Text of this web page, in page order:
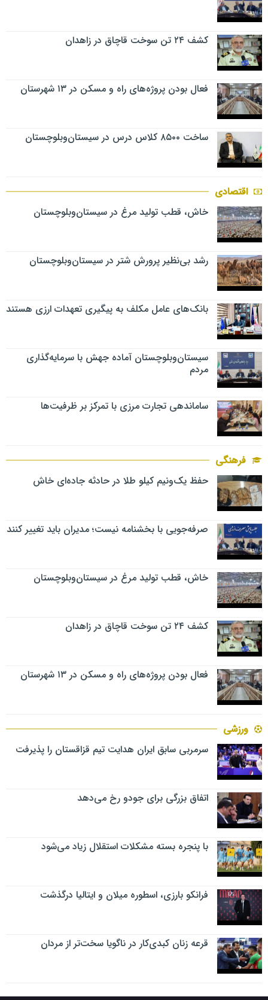
کشف ۲۴ تن سوخت قاچاق در زاهدان
فعال بودن پروژه‌های راه و مسکن در ۱۳ شهرستان
ساخت ۸۵۰۰ کلاس درس در سیستان‌وبلوچستان
اقتصادی
خاش، قطب تولید مرغ در سیستان‌وبلوچستان
رشد بی‌نظیر پرورش شتر در سیستان‌وبلوچستان
بانک‌های عامل مکلف به پیگیری تعهدات ارزی هستند
سیستان‌وبلوچستان آماده جهش با سرمایه‌گذاری
مردم
ساماندهی تجارت مرزی با تمرکز بر ظرفیت‌ها
فرهنگی
حفظ یک‌ونیم کیلو طلا در حادثه جاده‌ای خاش
صرفه‌جویی با بخشنامه نیست؛ مدیران باید تغییر کنند
خاش، قطب تولید مرغ در سیستان‌وبلوچستان
کشف ۲۴ تن سوخت قاچاق در زاهدان
فعال بودن پروژه‌های راه و مسکن در ۱۳ شهرستان
ورزشی
سرمربی سابق ایران هدایت تیم قزاقستان را پذیرفت
اتفاق بزرگی برای جودو رخ می‌دهد
با پنجره بسته مشکلات استقلال زیاد می‌شود
فرانکو بارزی، اسطوره میلان و ایتالیا درگذشت
قرعه زنان کبدی‌کار در ناگویا سخت‌تر از مردان